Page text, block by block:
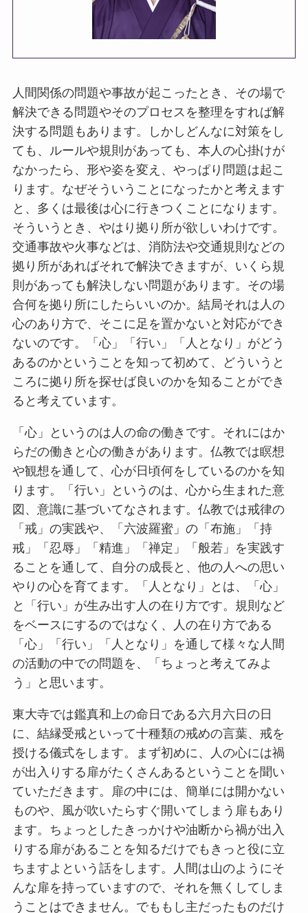
人間関係の問題や事故が起こったとき、その場で
解決できる問題やそのプロセスを整理をすれば解
決する問題もあります。しかしどんなに対策をし
ても、ルールや規則があっても、本人の心掛けが
なかったら、形や姿を変え、やっぱり問題は起こ
ります。なぜそういうことになったかと考えます
と、多くは最後は心に行きつくことになります。
そういうとき、やはり拠り所が欲しいわけです。
交通事故や火事などは、消防法や交通規則などの
拠り所があればそれで解決できますが、いくら規
則があっても解決しない問題があります。その場
合何を拠り所にしたらいいのか。結局それは人の
心のあり方で、そこに足を置かないと対応ができ
ないのです。「心」「行い」「人となり」がどう
あるのかということを知って初めて、どういうと
ころに拠り所を探せば良いのかを知ることができ
ると考えています。
「心」というのは人の命の働きです。それにはか
らだの働きと心の働きがあります。仏教では瞑想
や観想を通して、心が日頃何をしているのかを知
ります。「行い」というのは、心から生まれた意
図、意識に基づいてなされます。仏教では戒律の
「戒」の実践や、「六波羅蜜」の「布施」「持
戒」「忍辱」「精進」「禅定」「般若」を実践す
ることを通して、自分の成長と、他の人への思い
やりの心を育てます。「人となり」とは、「心」
と「行い」が生み出す人の在り方です。規則など
をベースにするのではなく、人の在り方である
「心」「行い」「人となり」を通して様々な人間
の活動の中での問題を、「ちょっと考えてみよ
う」と思います。
東大寺では鑑真和上の命日である六月六日の日
に、結縁受戒といって十種類の戒めの言葉、戒を
授ける儀式をします。まず初めに、人の心には禍
が出入りする扉がたくさんあるということを聞い
ていただきます。扉の中には、簡単には開かない
ものや、風が吹いたらすぐ開いてしまう扉もあり
ます。ちょっとしたきっかけや油断から禍が出入
りする扉があることを知るだけでもきっと役に立
ちますよという話をします。人間は山のようにそ
んな扉を持っていますので、それを無くしてしま
うことはできません。でももし主だったものだけ